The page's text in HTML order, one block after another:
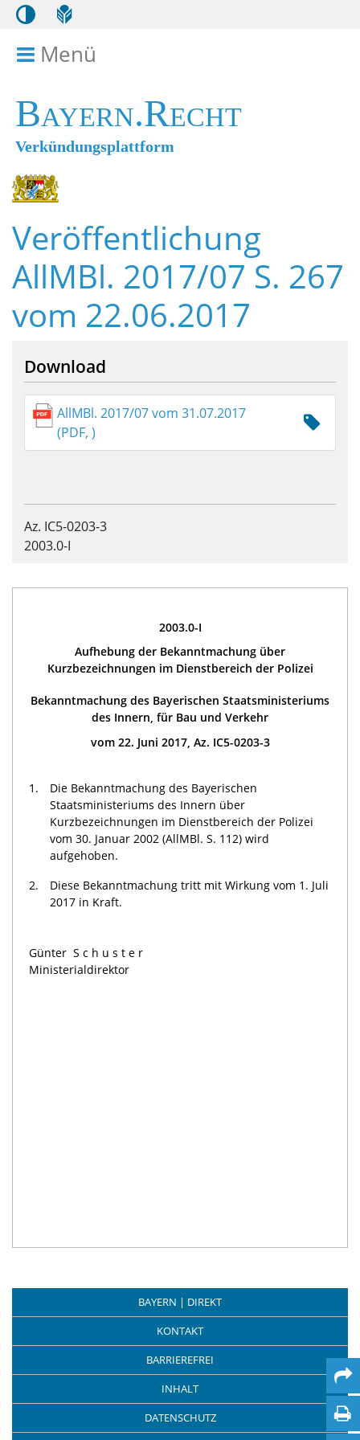
Menü
Bayern.Recht
Verkündungsplattform
Veröffentlichung
AllMBl. 2017/07 S. 267
vom 22.06.2017
Download
AllMBl. 2017/07 vom 31.07.2017
(PDF, )
Az. IC5-0203-3
2003.0-I
2003.0-I
Aufhebung der Bekanntmachung über
Kurzbezeichnungen im Dienstbereich der Polizei
Bekanntmachung des Bayerischen Staatsministeriums
des Innern, für Bau und Verkehr
vom 22. Juni 2017, Az. IC5-0203-3
1.
Die Bekanntmachung des Bayerischen
Staatsministeriums des Innern über
Kurzbezeichnungen im Dienstbereich der Polizei
vom 30. Januar 2002 (AllMBl. S. 112) wird
aufgehoben.
2.
Diese Bekanntmachung tritt mit Wirkung vom 1. Juli
2017 in Kraft.
Günter Schuster
Ministerialdirektor
BAYERN | DIREKT
KONTAKT
BARRIEREFREI
INHALT
DATENSCHUTZ